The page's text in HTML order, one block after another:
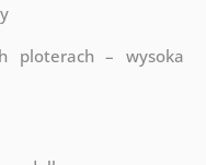
ploterach – wysoka